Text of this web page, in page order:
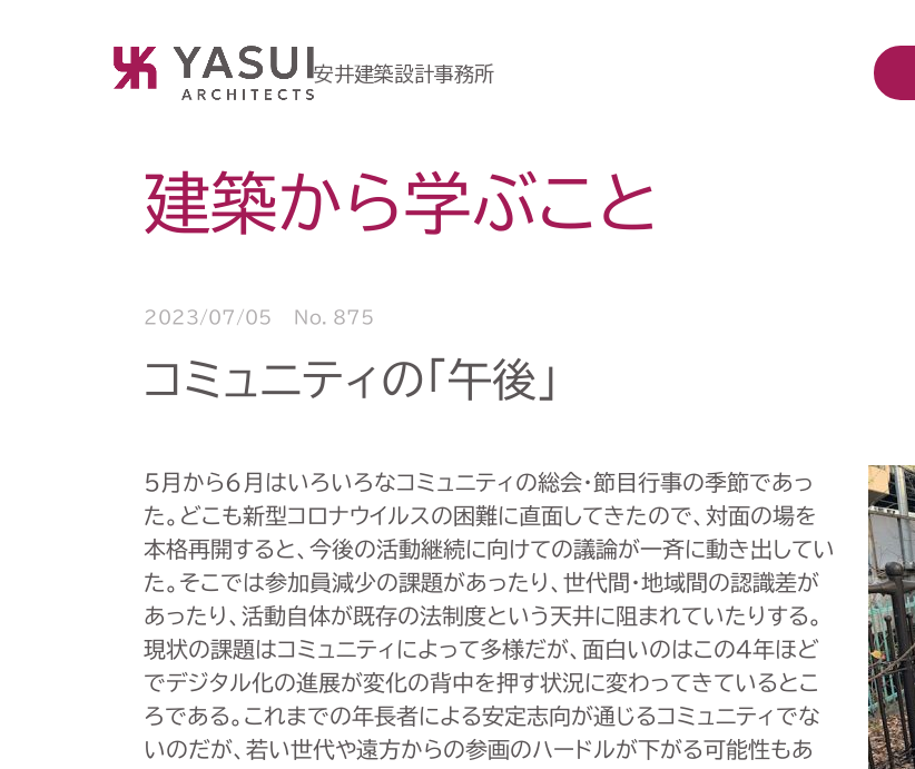
安井建築設計事務所
建築から学ぶこと
2023/07/05 No. 875
コミュニティの「午後」
5月から6月はいろいろなコミュニティの総会・節目行事の季節であっ
た。どこも新型コロナウイルスの困難に直面してきたので、対面の場を
本格再開すると、今後の活動継続に向けての議論が一斉に動き出してい
た。そこでは参加員減少の課題があったり、世代間・地域間の認識差が
あったり、活動自体が既存の法制度という天井に阻まれていたりする。
現状の課題はコミュニティによって多様だが、面白いのはこの4年ほど
でデジタル化の進展が変化の背中を押す状況に変わってきているとこ
ろである。これまでの年長者による安定志向が通じるコミュニティでな
いのだが、若い世代や遠方からの参画のハードルが下がる可能性もあ